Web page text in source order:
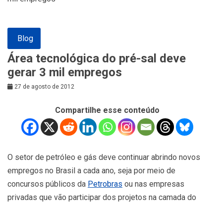
Blog
Área tecnológica do pré-sal deve
gerar 3 mil empregos
27 de agosto de 2012
Compartilhe esse conteúdo
O setor de petróleo e gás deve continuar abrindo novos
empregos no Brasil a cada ano, seja por meio de
concursos públicos da Petrobras ou nas empresas
privadas que vão participar dos projetos na camada do